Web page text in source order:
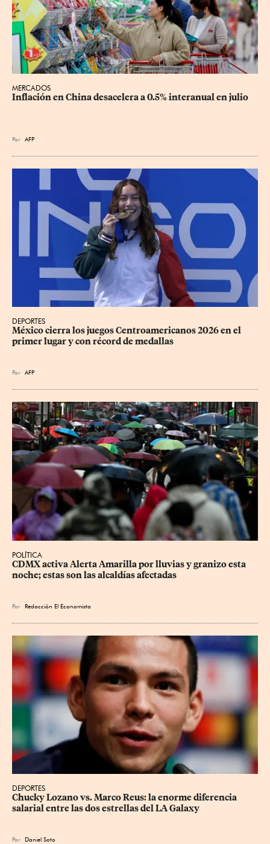
MERCADOS
Inflación en China desacelera a 0.5% interanual en julio
Por AFP
DEPORTES
México cierra los juegos Centroamericanos 2026 en el
primer lugar y con récord de medallas
Por AFP
POLÍTICA
CDMX activa Alerta Amarilla por lluvias y granizo esta
noche; estas son las alcaldías afectadas
Por Redacción El Economista
DEPORTES
Chucky Lozano vs. Marco Reus: la enorme diferencia
salarial entre las dos estrellas del LA Galaxy
Por Daniel Soto